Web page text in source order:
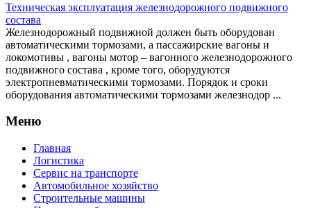
Техническая эксплуатация железнодорожного подвижного
состава
Железнодорожный подвижной должен быть оборудован
автоматическими тормозами, а пассажирские вагоны и
локомотивы , вагоны мотор – вагонного железнодорожного
подвижного состава , кроме того, оборудуются
электропневматическими тормозами. Порядок и сроки
оборудования автоматическими тормозами железнодор ...
Меню
Главная
Логистика
Сервис на транспорте
Автомобильное хозяйство
Строительные машины